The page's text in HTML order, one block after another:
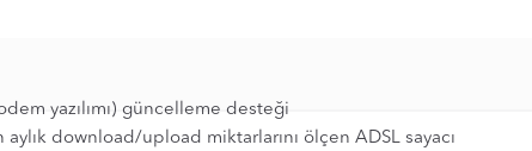
yazılımı) güncelleme desteği
aylık download/upload miktarlarını ölçen ADSL sayacı